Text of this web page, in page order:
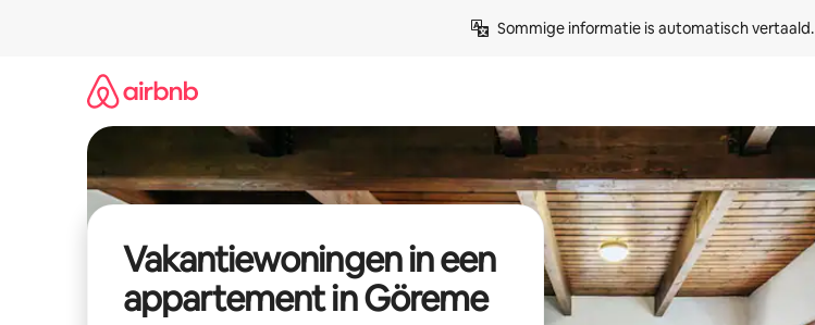
Sommige informatie is automatisch vertaald.
Vakantiewoningen in een
appartement in Göreme